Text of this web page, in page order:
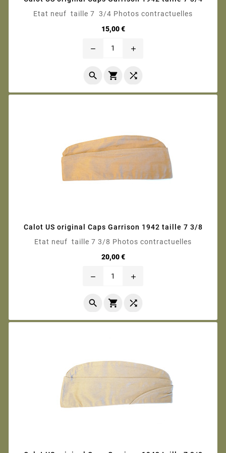
Etat neuf taille 7 3/4 Photos contractuelles
15,00 €Prix
remove add
  
Calot US original Caps Garrison 1942 taille 7 3/8
Etat neuf taille 7 3/8 Photos contractuelles
20,00 €Prix
remove add
  